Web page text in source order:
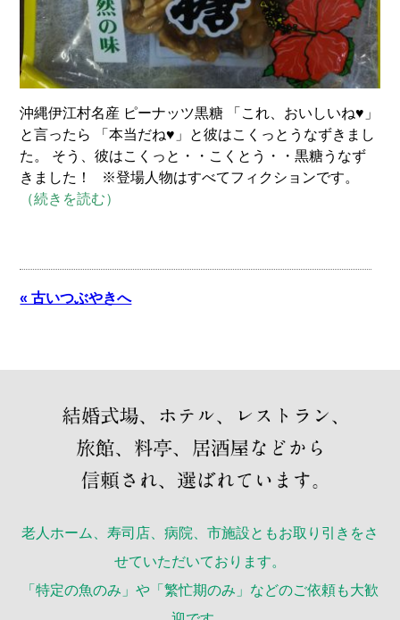
沖縄伊江村名産 ピーナッツ黒糖 「これ、おいしいね♥」
と言ったら 「本当だね♥」と彼はこくっとうなずきまし
た。 そう、彼はこくっと・・こくとう・・黒糖うなず
きました！ ※登場人物はすべてフィクションです。
（続きを読む）
« 古いつぶやきへ
老人ホーム、寿司店、病院、市施設ともお取り引きをさ
せていただいております。
「特定の魚のみ」や「繁忙期のみ」などのご依頼も大歓